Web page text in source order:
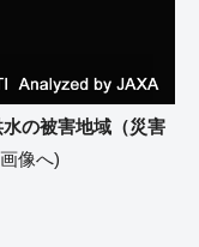
の被害地域（災害
像へ)